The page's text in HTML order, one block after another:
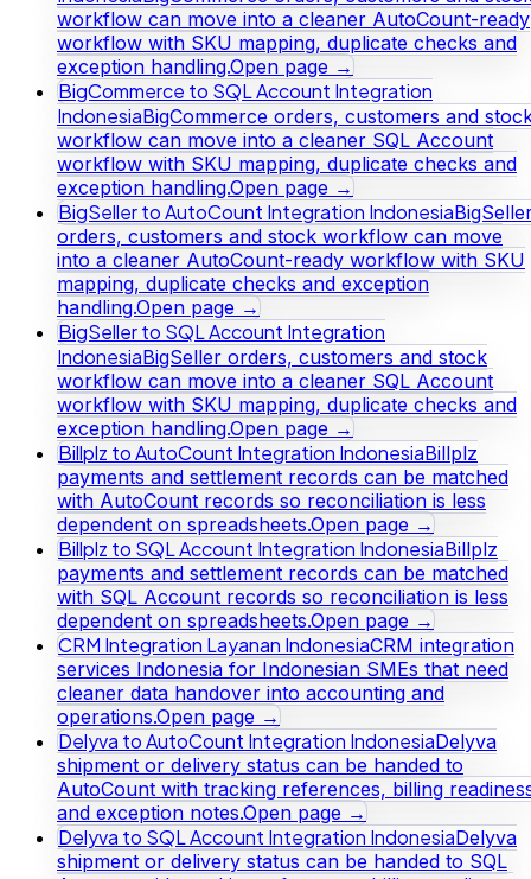
workflow can move into a cleaner AutoCount-ready
workflow with SKU mapping, duplicate checks and
exception handling.Open page →
BigCommerce to SQL Account Integration
IndonesiaBigCommerce orders, customers and
workflow can move into a cleaner SQL Account
workflow with SKU mapping, duplicate checks and
exception handling.Open page →
BigSeller to AutoCount Integration Indonesia
orders, customers and stock workflow can move
into a cleaner AutoCount-ready workflow with SKU
mapping, duplicate checks and exception
handling.Open page →
BigSeller to SQL Account Integration
IndonesiaBigSeller orders, customers and stock
workflow can move into a cleaner SQL Account
workflow with SKU mapping, duplicate checks and
exception handling.Open page →
Billplz to AutoCount Integration IndonesiaBillplz
payments and settlement records can be matched
with AutoCount records so reconciliation is less
dependent on spreadsheets.Open page →
Billplz to SQL Account Integration IndonesiaBillplz
payments and settlement records can be matched
with SQL Account records so reconciliation is less
dependent on spreadsheets.Open page →
CRM Integration Layanan IndonesiaCRM integration
services Indonesia for Indonesian SMEs that need
cleaner data handover into accounting and
operations.Open page →
Delyva to AutoCount Integration IndonesiaDelyva
shipment or delivery status can be handed to
AutoCount with tracking references, billing
and exception notes.Open page →
Delyva to SQL Account Integration IndonesiaDelyva
shipment or delivery status can be handed to SQL